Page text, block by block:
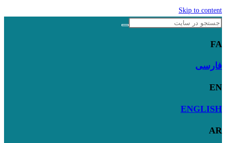
Skip to content
FA
فارسی
EN
ENGLISH
AR